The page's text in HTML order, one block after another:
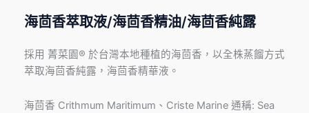
海茴香萃取液/海茴香精油/海茴香純露
採用 菁菜園® 於台灣本地種植的海茴香，以全株蒸餾方式
萃取海茴香純露，海茴香精華液。
海茴香 Crithmum Maritimum、Criste Marine 通稱: Sea